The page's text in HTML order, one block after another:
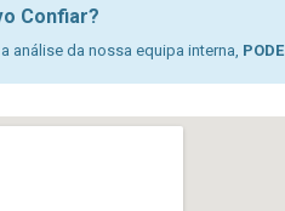
Confiar?
análise da nossa equipa interna, PODE